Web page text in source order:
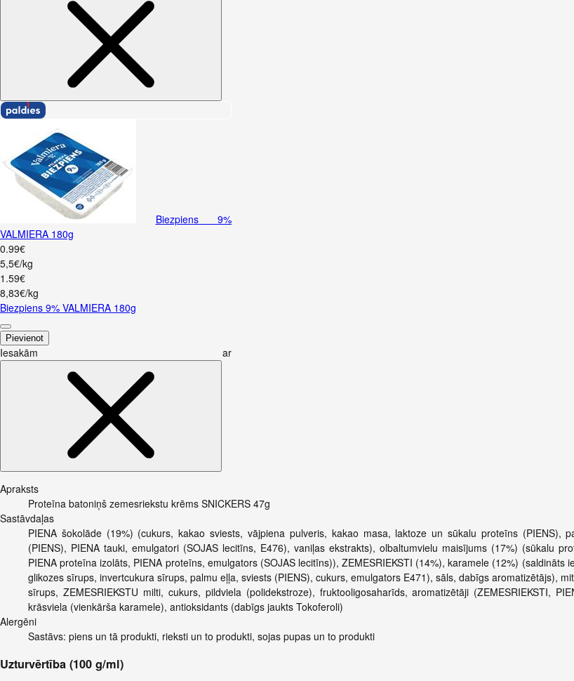
Biezpiens 9%
VALMIERA 180g
0.99€
5,5€/kg
1 .59€
8,83€/kg
Biezpiens 9% VALMIERA 180g
Pievienot
Iesakām ar
Apraksts
Proteīna batoniņš zemesriekstu krēms SNICKERS 47g
Sastāvdaļas
PIENA šokolāde (19%) (cukurs, kakao sviests, vājpiena pulveris, kakao masa, laktoze un sūkalu proteīns (PIENS),
(PIENS), PIENA tauki, emulgatori (SOJAS lecitīns, E476), vaniļas ekstrakts), olbaltumvielu maisījums (17%) (sūkalu
PIENA proteīna izolāts, PIENA proteīns, emulgators (SOJAS lecitīns)), ZEMESRIEKSTI (14%), karamele (12%) (saldināts
glikozes sīrups, invertcukura sīrups, palmu eļļa, sviests (PIENS), cukurs, emulgators E471), sāls, dabīgs aromatizētājs),
sīrups, ZEMESRIEKSTU milti, cukurs, pildviela (polidekstroze), fruktooligosaharīds, aromatizētāji (ZEMESRIEKSTI,
krāsviela (vienkārša karamele), antioksidants (dabīgs jaukts Tokoferoli)
Alergēni
Sastāvs: piens un tā produkti, rieksti un to produkti, sojas pupas un to produkti
Uzturvērtība (100 g/ml)